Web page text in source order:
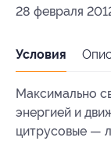
28 февраля
Условия
Максимально
энергией и
цитрусовые —